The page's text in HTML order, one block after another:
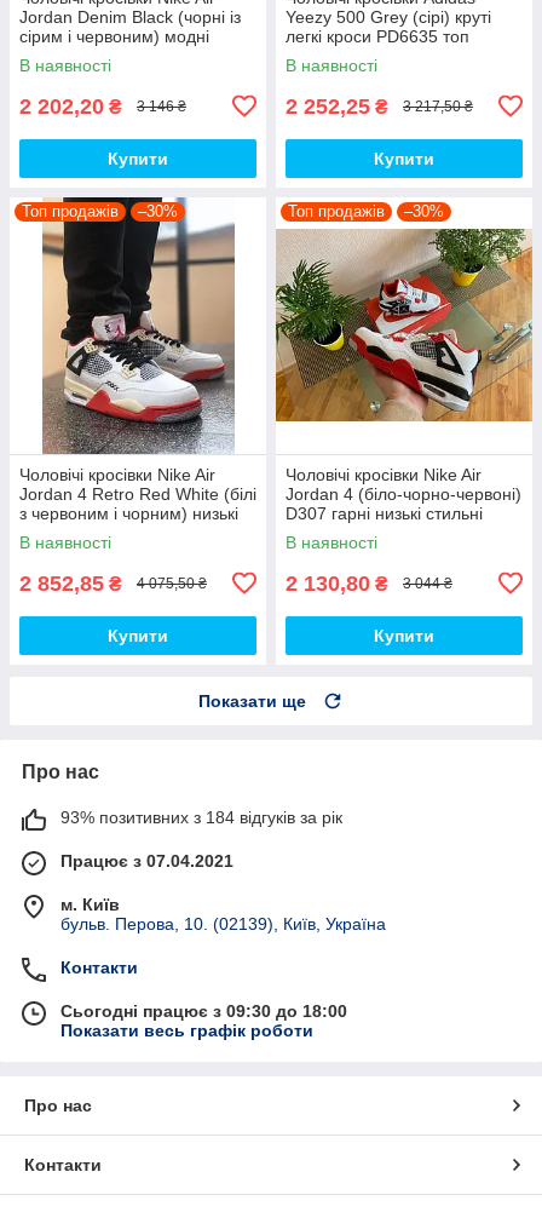
Jordan Denim Black (чорні із
сірим і червоним) модні
демісезонні кроси PD7043
топ
В наявності
2 202,20 ₴ 3 146 ₴
Купити
Yeezy 500 Grey (сірі) круті
легкі кроси PD6635 топ
В наявності
2 252,25 ₴ 3 217,50 ₴
Купити
Топ продажів –30%
Чоловічі кросівки Nike Air
Jordan 4 Retro Red White (білі
з червоним і чорним) низькі
демі кроси PD7361 топ
В наявності
2 852,85 ₴ 4 075,50 ₴
Купити
Топ продажів –30%
Чоловічі кросівки Nike Air
Jordan 4 (біло-чорно-червоні)
D307 гарні низькі стильні
кроси топ
В наявності
2 130,80 ₴ 3 044 ₴
Купити
Показати ще
Про нас
93% позитивних з 184 відгуків за рік
Працює з 07.04.2021
м. Київ
бульв. Перова, 10. (02139), Київ, Україна
Контакти
Сьогодні працює з 09:30 до 18:00
Показати весь графік роботи
Про нас
Контакти